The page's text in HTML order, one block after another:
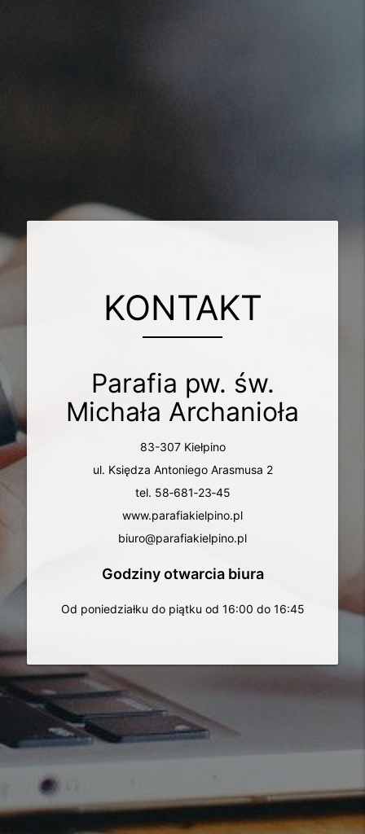
KONTAKT
Parafia pw. św.
Michała Archanioła
83-307 Kiełpino
ul. Księdza Antoniego Arasmusa 2
tel. 58‑681‑23‑45
www.parafiakielpino.pl
biuro@parafiakielpino.pl
Godziny otwarcia biura
Od poniedziałku do piątku od 16:00 do 16:45